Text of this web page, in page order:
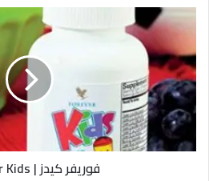
فوريفر
كيدز
|
Forever
Kids
فوريفر كيدز | Forever Kids